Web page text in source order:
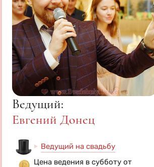
Ведущий:
Евгений Донец
Ведущий на свадьбу
Цена ведения в субботу от